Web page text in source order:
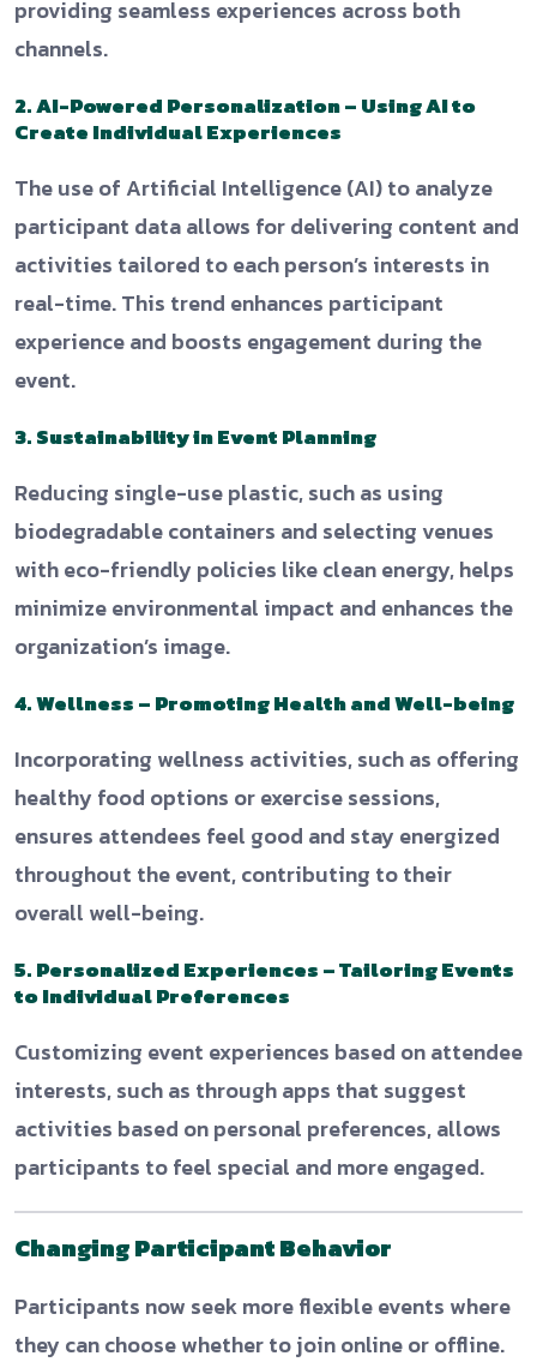
providing seamless experiences across both
channels.
2. AI-Powered Personalization – Using AI to
Create Individual Experiences
The use of Artificial Intelligence (AI) to analyze
participant data allows for delivering content and
activities tailored to each person’s interests in
real-time. This trend enhances participant
experience and boosts engagement during the
event.
3. Sustainability in Event Planning
Reducing single-use plastic, such as using
biodegradable containers and selecting venues
with eco-friendly policies like clean energy, helps
minimize environmental impact and enhances the
organization’s image.
4. Wellness – Promoting Health and Well-being
Incorporating wellness activities, such as offering
healthy food options or exercise sessions,
ensures attendees feel good and stay energized
throughout the event, contributing to their
overall well-being.
5. Personalized Experiences – Tailoring Events
to Individual Preferences
Customizing event experiences based on attendee
interests, such as through apps that suggest
activities based on personal preferences, allows
participants to feel special and more engaged.
Changing Participant Behavior
Participants now seek more flexible events where
they can choose whether to join online or offline.